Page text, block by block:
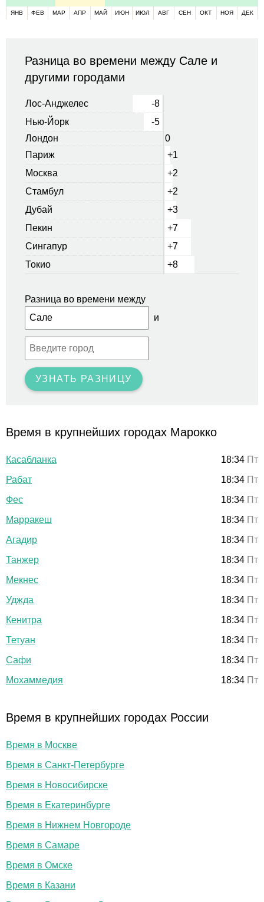
ЯНВ ФЕВ МАР АПР МАЙ ИЮН ИЮЛ АВГ СЕН ОКТ НОЯ ДЕК
Разница во времени между Сале и
другими городами
Лос-Анджелес
-8
Нью-Йорк
-5
Лондон
0
Париж
+1
Москва
+2
Стамбул
+2
Дубай
+3
Пекин
+7
Сингапур
+7
Токио
+8
Разница во времени между
и
УЗНАТЬ РАЗНИЦУ
Время в крупнейших городах Марокко
Касабланка 18:34 Пт
Рабат
18:34 Пт
Фес
18:34 Пт
Марракеш
18:34 Пт
Агадир
18:34 Пт
Танжер
18:34 Пт
Мекнес
18:34 Пт
Уджда
18:34 Пт
Кенитра
18:34 Пт
Тетуан
18:34 Пт
Сафи
18:34 Пт
Мохаммедия
18:34 Пт
Время в крупнейших городах России
Время в Москве
Время в Санкт-Петербурге
Время в Новосибирске
Время в Екатеринбурге
Время в Нижнем Новгороде
Время в Самаре
Время в Омске
Время в Казани